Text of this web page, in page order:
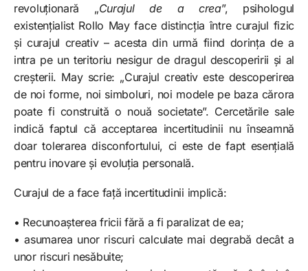
revoluționară „Curajul de a crea”, psihologul
existențialist Rollo May face distincția între curajul fizic
și curajul creativ – acesta din urmă fiind dorința de a
intra pe un teritoriu nesigur de dragul descoperirii și al
creșterii. May scrie: „Curajul creativ este descoperirea
de noi forme, noi simboluri, noi modele pe baza cărora
poate fi construită o nouă societate”. Cercetările sale
indică faptul că acceptarea incertitudinii nu înseamnă
doar tolerarea disconfortului, ci este de fapt esențială
pentru inovare și evoluția personală.
Curajul de a face față incertitudinii implică:
• Recunoașterea fricii fără a fi paralizat de ea;
• asumarea unor riscuri calculate mai degrabă decât a
unor riscuri nesăbuite;